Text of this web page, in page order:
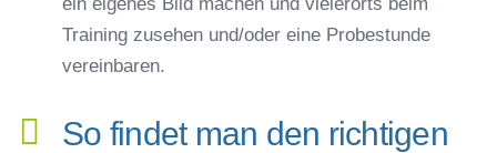
Training zusehen und/oder eine Probestunde
vereinbaren.
So findet man den richtigen